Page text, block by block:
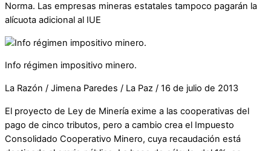
Norma. Las empresas mineras estatales tampoco pagarán la
alícuota adicional al IUE
Info régimen impositivo minero.
La Razón / Jimena Paredes / La Paz / 16 de julio de 2013
El proyecto de Ley de Minería exime a las cooperativas del
pago de cinco tributos, pero a cambio crea el Impuesto
Consolidado Cooperativo Minero, cuya recaudación está